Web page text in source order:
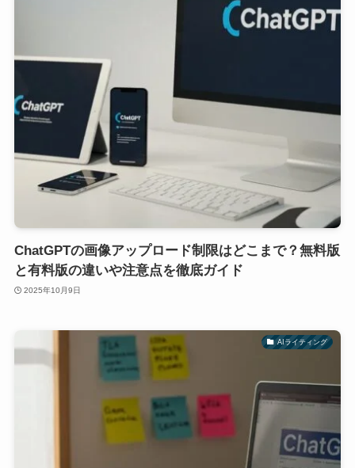
ChatGPTの画像アップロード制限はどこまで？無料版
と有料版の違いや注意点を徹底ガイド
2025年10月9日
AIライティング